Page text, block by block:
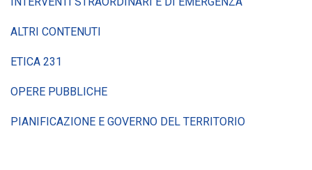
ALTRI CONTENUTI
ETICA 231
OPERE PUBBLICHE
PIANIFICAZIONE E GOVERNO DEL TERRITORIO